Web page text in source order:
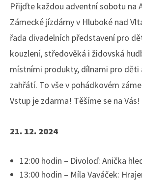
Přijďte každou adventní sobotu na
Zámecké jízdárny v Hluboké nad
řada divadelních představení pro
kouzlení, středověká i židovská
místními produkty, dílnami pro děti
zahřátí. To vše v pohádkovém
Vstup je zdarma! Těšíme se na Vás!
21. 12. 2024
12:00 hodin – Divoloď: Anička
13:00 hodin – Míla Vaváček: